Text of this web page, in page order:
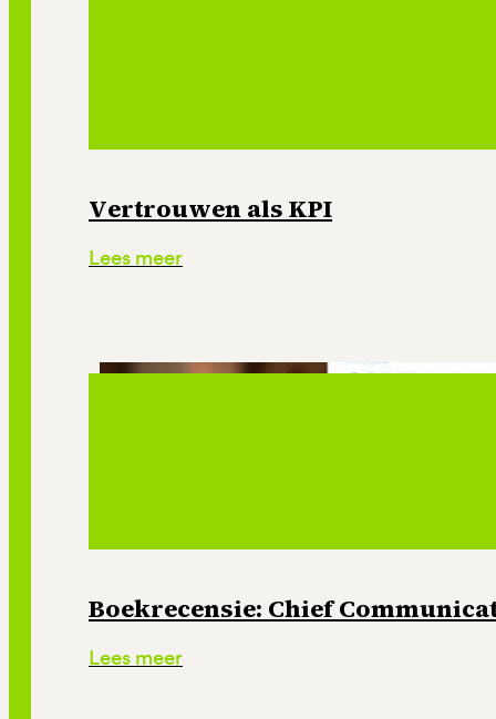
Vertrouwen als KPI
Lees meer
Boekrecensie: Chief
Lees meer